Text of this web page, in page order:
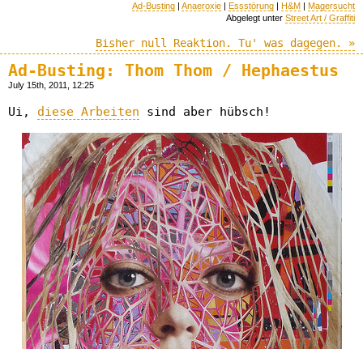
Ad-Busting | Anaeroxie | Essstörung | H&M | Magersucht
Abgelegt unter Street Art / Graffiti
Bisher null Reaktion. Tu' was dagegen. »
Ad-Busting: Thom Thom / Hephaestus
July 15th, 2011, 12:25
Ui, diese Arbeiten sind aber hübsch!